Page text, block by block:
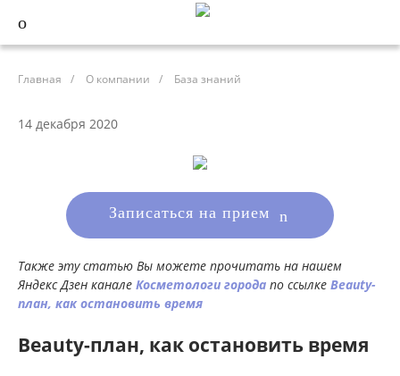
Главная / О компании / База знаний
14 декабря 2020
Записаться на прием
Также эту статью Вы можете прочитать на нашем
Яндекс Дзен канале Косметологи города по ссылке Beauty-
план, как остановить время
Beauty-план, как остановить время